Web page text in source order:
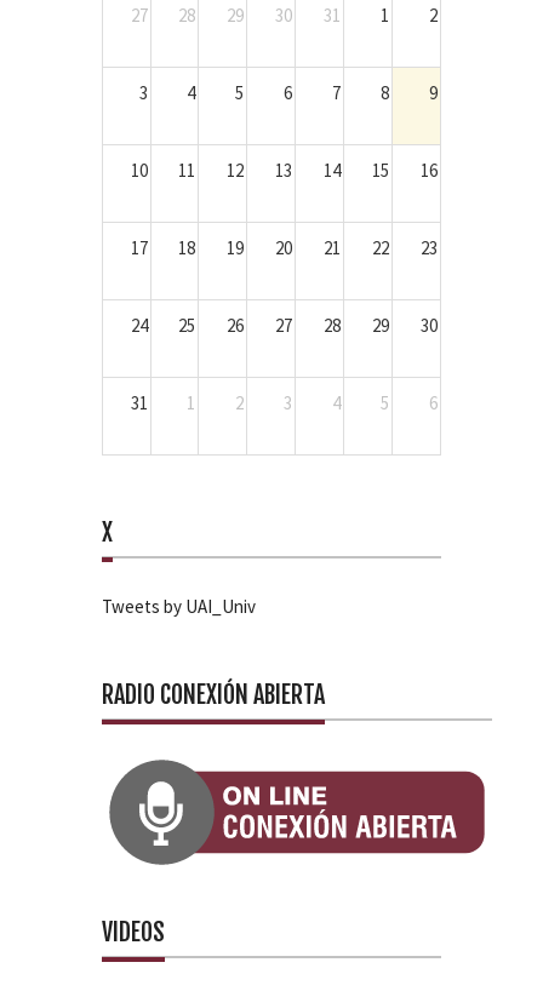
27 28 29 30 31 1 2
3 4 5 6 7 8 9
10 11 12 13 14 15 16
17 18 19 20 21 22 23
24 25 26 27 28 29 30
31 1 2 3 4 5 6
X
Tweets by UAI_Univ
RADIO CONEXIÓN ABIERTA
VIDEOS